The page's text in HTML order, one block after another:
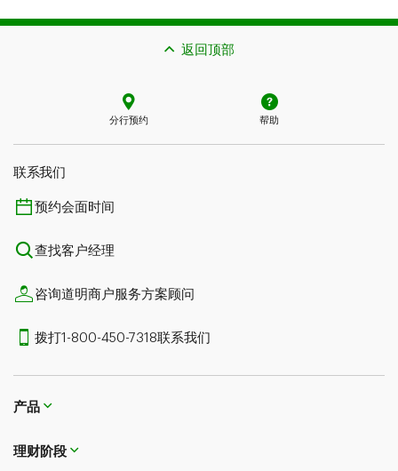
返回顶部
分行预约 帮助
联系我们​​​​​​​
预约会面时间
查找客户经理
咨询道明商户服务方案顾问
拨打1-800-450-7318联系我们
产品
理财阶段